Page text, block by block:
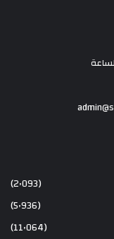
(2٬093)
(5٬936)
(11٬064)